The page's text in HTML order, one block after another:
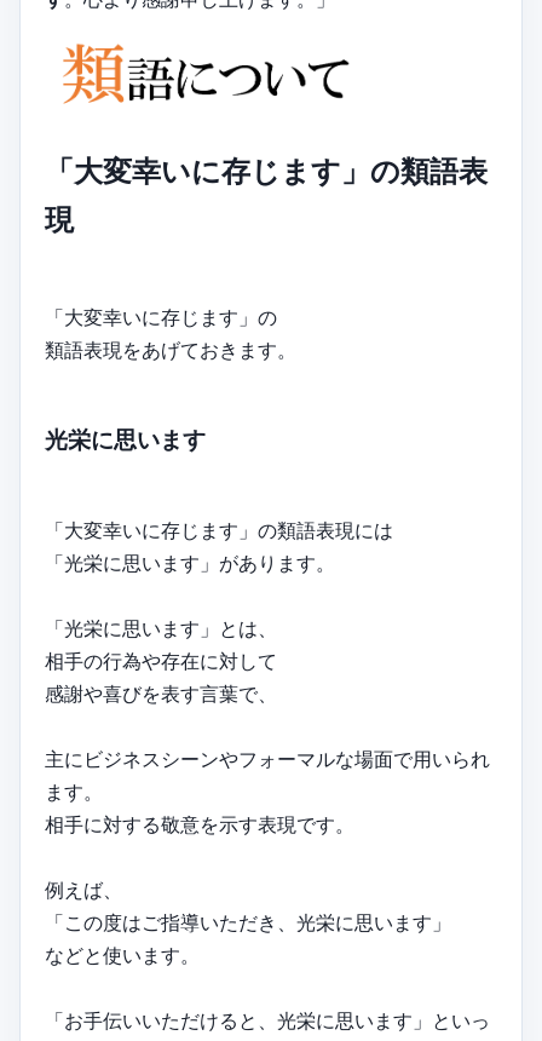
「大変幸いに存じます」の類語表
現
「大変幸いに存じます」の
類語表現をあげておきます。
光栄に思います
「大変幸いに存じます」の類語表現には
「光栄に思います」があります。
「光栄に思います」とは、
相手の行為や存在に対して
感謝や喜びを表す言葉で、
主にビジネスシーンやフォーマルな場面で用いられ
ます。
相手に対する敬意を示す表現です。
例えば、
「この度はご指導いただき、光栄に思います」
などと使います。
「お手伝いいただけると、光栄に思います」といっ